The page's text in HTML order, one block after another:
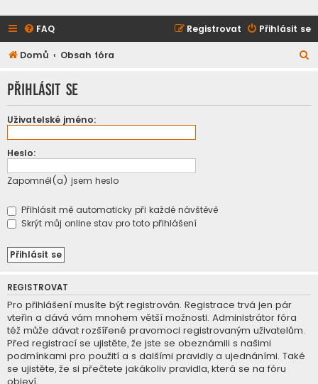
FAQ Přihlásit se
Registrovat
Domů Obsah fóra
d
Přihlásit se
Uživatelské jméno:
Heslo:
Zapomněl(a) jsem heslo
Přihlásit mě automaticky při každé návštěvě
Skrýt můj online stav pro toto přihlášení
REGISTROVAT
Pro přihlášení musíte být registrován. Registrace trvá jen pár
vteřin a dává vám mnohem větší možnosti. Administrátor fóra
též může dávat rozšířené pravomoci registrovaným uživatelům.
Před registrací se ujistěte, že jste se obeznámili s našimi
podmínkami pro použití a s dalšími pravidly a ujednáními. Také
se ujistěte, že si přečtete jakákoliv pravidla, která se na fóru